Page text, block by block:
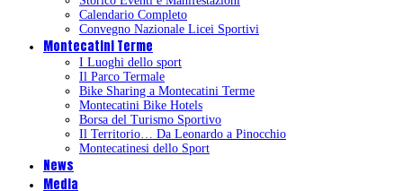
Calendario Completo
Convegno Nazionale Licei Sportivi
Montecatini Terme
I Luoghi dello sport
Il Parco Termale
Bike Sharing a Montecatini Terme
Montecatini Bike Hotels
Borsa del Turismo Sportivo
Il Territorio… Da Leonardo a Pinocchio
Montecatinesi dello Sport
News
Media